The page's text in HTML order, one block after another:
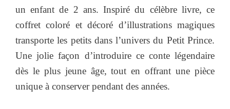
un enfant de 2 ans. Inspiré du célèbre livre, ce
coffret coloré et décoré d’illustrations magiques
transporte les petits dans l’univers du Petit Prince.
Une jolie façon d’introduire ce conte légendaire
dès le plus jeune âge, tout en offrant une pièce
unique à conserver pendant des années.